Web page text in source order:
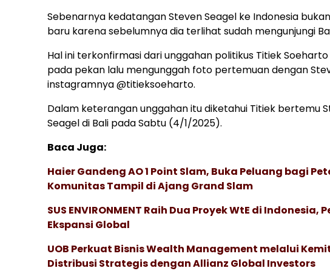
Sebenarnya kedatangan Steven Seagel ke Indonesia
baru karena sebelumnya dia terlihat sudah mengunjungi
Hal ini terkonfirmasi dari unggahan politikus Titiek
pada pekan lalu mengunggah foto pertemuan dengan
instagramnya @titieksoeharto.
Dalam keterangan unggahan itu diketahui Titiek bertemu
Seagel di Bali pada Sabtu (4/1/2025).
Baca Juga:
Haier Gandeng AO 1 Point Slam, Buka Peluang bagi
Komunitas Tampil di Ajang Grand Slam
SUS ENVIRONMENT Raih Dua Proyek WtE di Indonesia,
Ekspansi Global
UOB Perkuat Bisnis Wealth Management melalui
Distribusi Strategis dengan Allianz Global Investors